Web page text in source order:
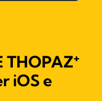
THOPAZ+
iOS e